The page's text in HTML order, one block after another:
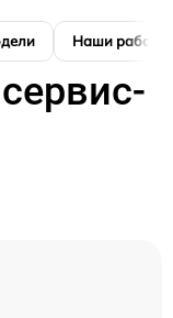
Наши работы